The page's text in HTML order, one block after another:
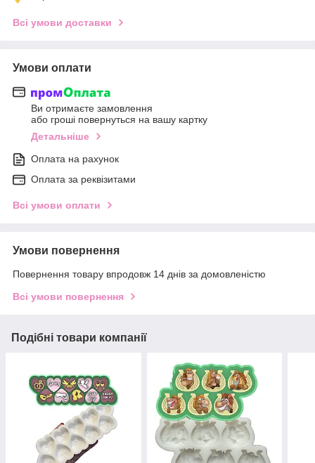
Всі умови доставки
Умови оплати
Ви отримаєте замовлення
або гроші повернуться на вашу картку
Детальніше
Оплата на рахунок
Оплата за реквізитами
Всі умови оплати
Умови повернення
Повернення товару впродовж 14 днів за домовленістю
Всі умови повернення
Подібні товари компанії